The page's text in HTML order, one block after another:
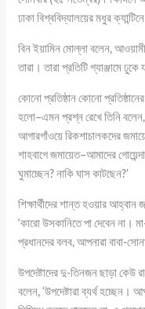
ঢাকা বিশ্ববিদ্যালয়ের মধুর
বিন ইয়ামিন মোল্লা বলেন,
তারা। তারা প্রতিটি গ্যাঞ্জামে ঢুকে
কোনো প্রতিষ্ঠান কোনো
হলো–এমন প্রশ্ন রেখে তিনি বলেন,
আগারগাঁওয়ে রিকশাচালকদের
শাহবাগে জমায়েত–আমাদের
ঘুমাচ্ছেন? নাকি ঘাস কাটছেন?’
শিক্ষার্থীদের শান্ত হওয়ার আহ্বান
‘কারো উসকানিতে পা দেবেন না।
প্রধানদের বলব, আপনারা বাবা-
উপদেষ্টাদের দু-তিনজন ছাড়া কেউ
বলেন, ‘উপদেষ্টারা ব্যর্থ হচ্ছেন।